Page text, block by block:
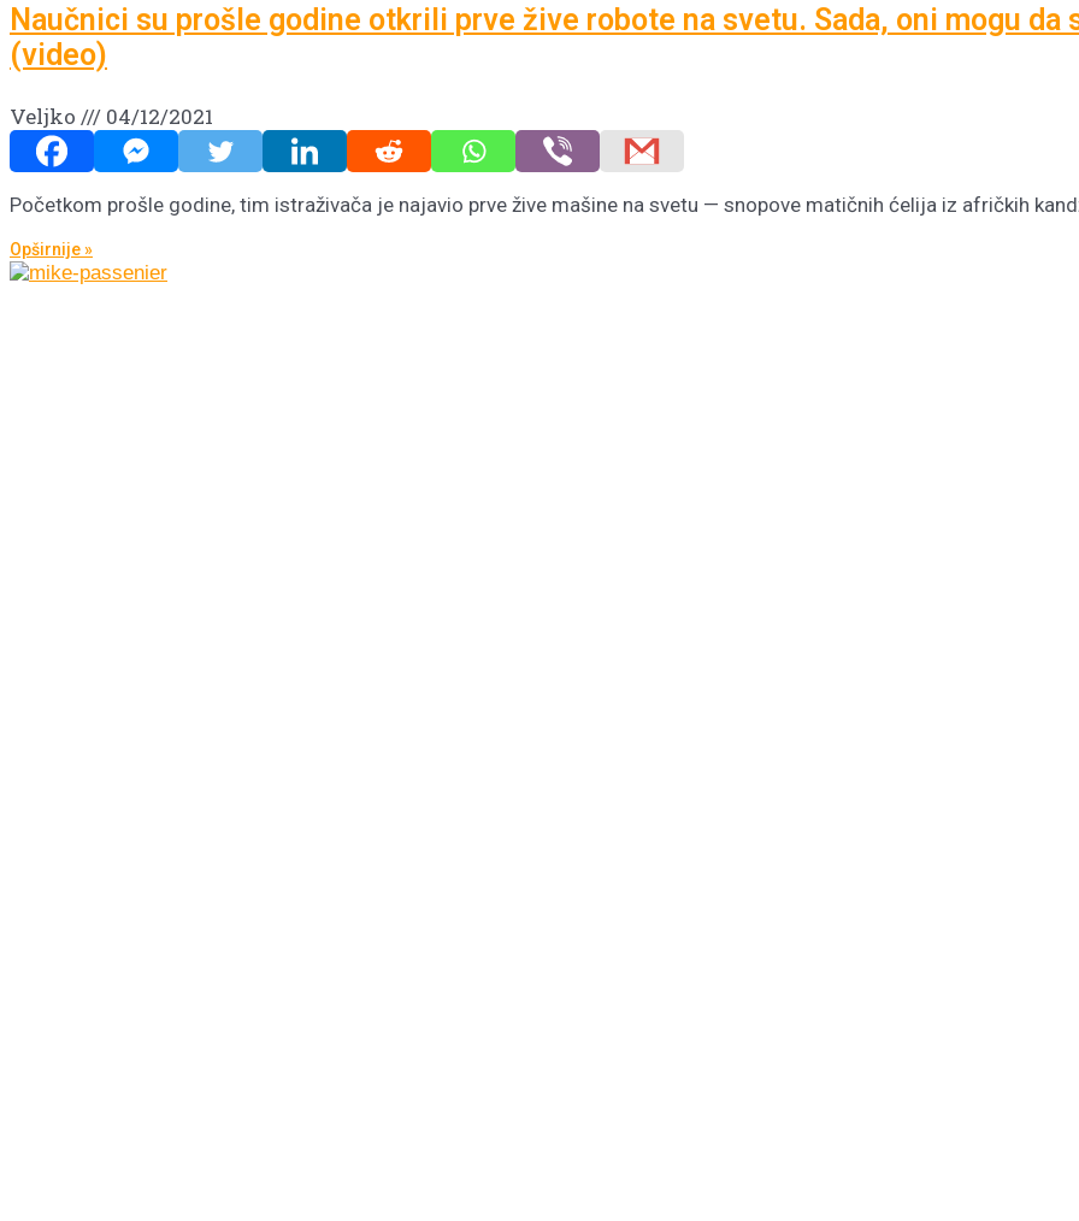
Naučnici su prošle godine otkrili prve žive robote na svetu. Sada, oni mogu da
(video)
Veljko 04/12/2021
Početkom prošle godine, tim istraživača je najavio prve žive mašine na svetu — snopove matičnih ćelija iz afričkih
Opširnije »